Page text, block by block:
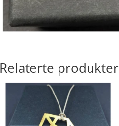
Relaterte produkter